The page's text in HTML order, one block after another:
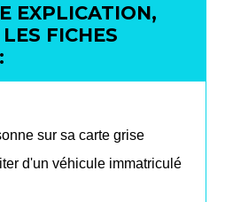
EXPLICATION,
FICHES
sur sa carte grise
d'un véhicule immatriculé